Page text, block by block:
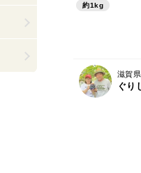
約1kg
滋賀
ぐり